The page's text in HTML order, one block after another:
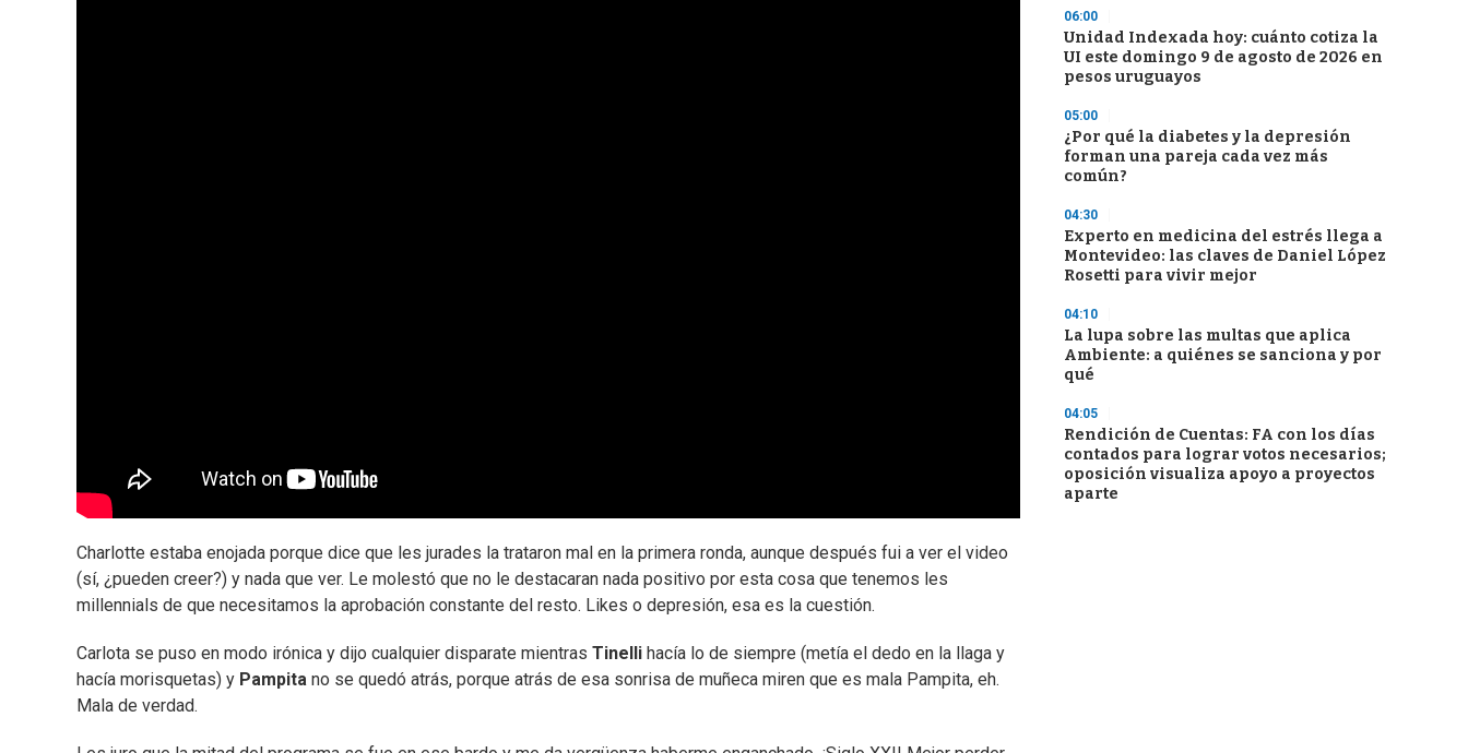
Charlotte estaba enojada porque dice que les jurades la trataron mal en la primera ronda, aunque después fui a ver el video
(sí, ¿pueden creer?) y nada que ver. Le molestó que no le destacaran nada positivo por esta cosa que tenemos les
millennials de que necesitamos la aprobación constante del resto. Likes o depresión, esa es la cuestión.
Carlota se puso en modo irónica y dijo cualquier disparate mientras Tinelli hacía lo de siempre (metía el dedo en la llaga y
hacía morisquetas) y Pampita no se quedó atrás, porque atrás de esa sonrisa de muñeca miren que es mala Pampita, eh.
Mala de verdad.
06:00
Unidad Indexada hoy: cuánto cotiza la
UI este domingo 9 de agosto de 2026 en
pesos uruguayos
05:00
¿Por qué la diabetes y la depresión
forman una pareja cada vez más
común?
04:30
Experto en medicina del estrés llega a
Montevideo: las claves de Daniel López
Rosetti para vivir mejor
04:10
La lupa sobre las multas que aplica
Ambiente: a quiénes se sanciona y por
qué
04:05
Rendición de Cuentas: FA con los días
contados para lograr votos necesarios;
oposición visualiza apoyo a proyectos
aparte